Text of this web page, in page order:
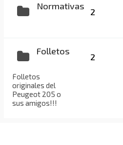
Normativas
2
Folletos
Folletos
originales del
Peugeot 205 o
sus amigos!!!
2